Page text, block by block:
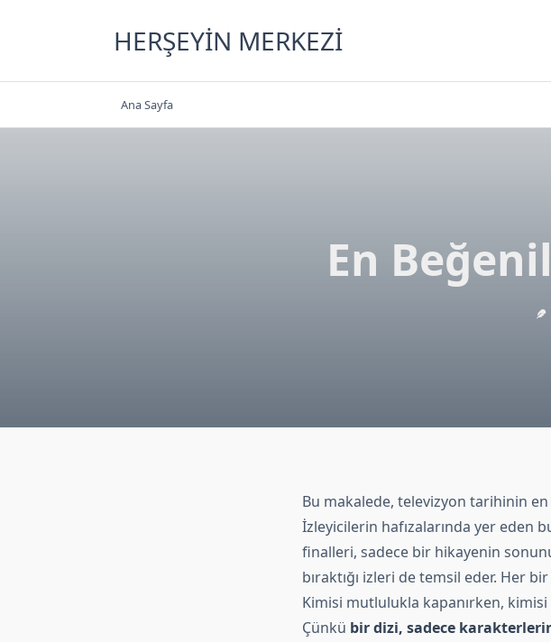
HERŞEYIN MERKEZI
Ana Sayfa
En
Bu makalede, televizyon tarihinin
İzleyicilerin hafızalarında yer eden
finalleri, sadece bir hikayenin
bıraktığı izleri de temsil eder. Her
Kimisi mutlulukla kapanırken,
Çünkü bir dizi, sadece